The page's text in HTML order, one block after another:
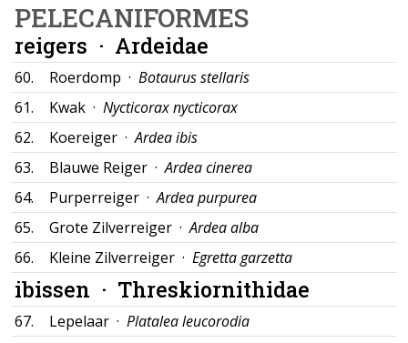
PELECANIFORMES
reigers · Ardeidae
60. Roerdomp · Botaurus stellaris
61.
Kwak · Nycticorax nycticorax
62.
Koereiger ·Ardea ibis
63.
Blauwe Reiger ·Ardea cinerea
64.
Purperreiger ·Ardea purpurea
65.
Grote Zilverreiger ·Ardea alba
66.
Kleine Zilverreiger · Egretta garzetta
ibissen · Threskiornithidae
67. Lepelaar · Platalea leucorodia